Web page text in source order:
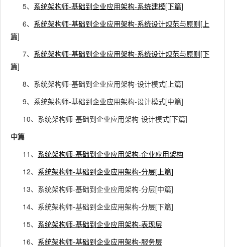
5、 系统架构师-基础到企业应用架构-系统建模[下篇]
6、 系统架构师-基础到企业应用架构-系统设计规范与原则[上
篇]
7、 系统架构师-基础到企业应用架构-系统设计规范与原则[下
篇]
8、系统架构师-基础到企业应用架构-设计模式[上篇]
9、系统架构师-基础到企业应用架构-设计模式[中篇]
10、系统架构师-基础到企业应用架构-设计模式[下篇]
中篇
11、 系统架构师-基础到企业应用架构-企业应用架构
12、 系统架构师-基础到企业应用架构-分层[上篇]
13、系统架构师-基础到企业应用架构-分层[中篇]
14、系统架构师-基础到企业应用架构-分层[下篇]
15、 系统架构师-基础到企业应用架构-表现层
16、 系统架构师-基础到企业应用架构-服务层